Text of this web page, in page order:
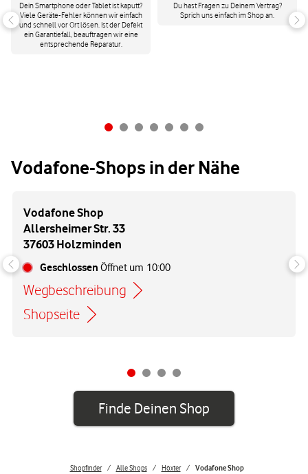
Dein Smartphone oder Tablet ist kaputt?
Viele Geräte-Fehler können wir einfach
und schnell vor Ort lösen. Ist der Defekt
ein Garantiefall, beauftragen wir eine
entsprechende Reparatur.
Du hast Fragen zu Deinem Vertrag?
Sprich uns einfach im Shop an.
Vodafone-Shops in der Nähe
Vodafone Shop
Allersheimer Str. 33
37603 Holzminden
Geschlossen Öffnet um 10:00
Wegbeschreibung
Link öffnet in einem neuen Tab
Shopseite
Finde Deinen Shop
Shopfinder Alle Shops Höxter Vodafone Shop